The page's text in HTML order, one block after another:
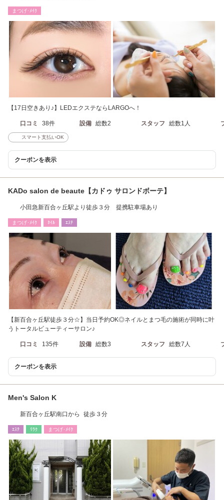
まつげ･ﾒｲｸ
【17日空きあり♪】LEDエクステならLARGOへ！
口コミ 38件 設備 総数2 スタッフ 総数1人
スマート支払いOK
クーポンを表示
KADo salon de beaute【カドゥ サロンドボーテ】
小田急新百合ヶ丘駅より徒歩３分 提携駐車場あり
まつげ･ﾒｲｸ ﾈｲﾙ ｴｽﾃ
【新百合ヶ丘駅徒歩３分☆】当日予約OK◎ネイルとまつ毛の施術が同時に叶
うトータルビューティーサロン♪
口コミ 135件 設備 総数3 スタッフ 総数7人
クーポンを表示
Men's Salon K
新百合ヶ丘駅南口から 徒歩３分
ｴｽﾃ ﾘﾗｸ まつげ･ﾒｲｸ